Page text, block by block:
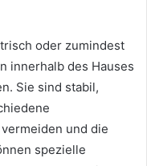
oder zumindest
innerhalb des Hauses
Sie sind stabil,
und die
spezielle